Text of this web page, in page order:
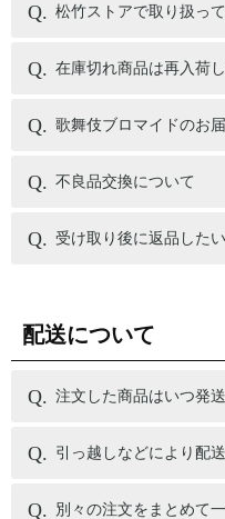
松竹ストアで取り扱っ
在庫切れ商品は再入荷
歌舞伎ブロマイドのお
不良品交換について
受け取り後に返品した
配送について
注文した商品はいつ発
引っ越しなどにより配
別々の注文をまとめて